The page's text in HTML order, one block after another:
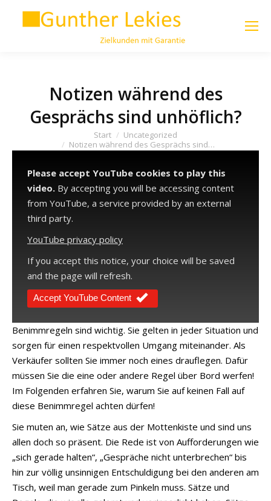
Notizen während des
Gesprächs sind unhöflich?
Sie befinden sich hier:Start
Uncategorized
Notizen während des Gesprächs sind…
Please accept YouTube cookies to play this
video. By accepting you will be accessing content
from YouTube, a service provided by an external
third party.
YouTube privacy policy
If you accept this notice, your choice will be saved
and the page will refresh.
Accept YouTube Content
Benimmregeln sind wichtig. Sie gelten in jeder Situation und
sorgen für einen respektvollen Umgang miteinander. Als
Verkäufer sollten Sie immer noch eines drauflegen. Dafür
müssen Sie die eine oder andere Regel über Bord werfen!
Im Folgenden erfahren Sie, warum Sie auf keinen Fall auf
diese Benimmregel achten dürfen!
Sie muten an, wie Sätze aus der Mottenkiste und sind uns
allen doch so präsent. Die Rede ist von Aufforderungen wie
„sich gerade halten“, „Gespräche nicht unterbrechen“ bis
hin zur völlig unsinnigen Entschuldigung bei den anderen am
Tisch, weil man gerade zum Pinkeln muss. Sätze und